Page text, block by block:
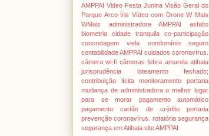
AMPPAI Video Festa Junina Visão Geral do
Parque Arco Íris Vídeo com Drone W Mais
WMais
administradora AMPPAI
asfalto
biometria
cidade tranquila
co-participação
concretagem viela
condomínio seguro
contabilidade AMPPAI cuidados coronavírus.
câmera wi-fi câmeras febra amarela atibaia
jurisprudência loteamento fechado;
contribuição lícita
monitoramento portaria
mudança de administradora o melhor lugar
para se morar
pagamento automático
pagamento cartão de crédito
portaria
prevenção coronavírus.
rotatória segurança
segurança em Atibaia site AMPPAI